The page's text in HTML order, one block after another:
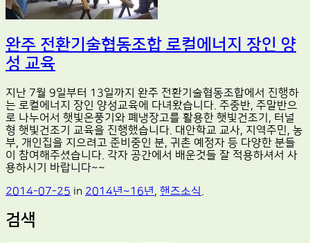
완주 전환기술협동조합 로컬에너지 장인 양
성 교육
지난 7월 9일부터 13일까지 완주 전환기술협동조합에서 진행하
는 로컬에너지 장인 양성교육에 다녀왔습니다. 주중반, 주말반으
로 나누어서 햇빛온풍기와 폐냉장고를 활용한 햇빛건조기, 터널
형 햇빛건조기 교육을 진행했습니다. 대안학교 교사, 지역주민, 농
부, 개인집을 지으려고 준비중인 분, 귀촌 예정자 등 다양한 분들
이 참여해주셨습니다. 각자 공간에서 배운것들 잘 적용하셔서 사
용하시기 바랍니다~~
2014-07-25 in 2014년~16년, 핸즈소식
검색